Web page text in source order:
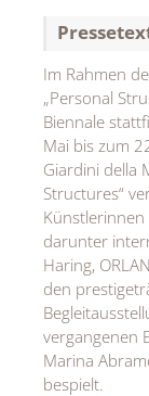
Im Rahmen
„Personal
Biennale
Mai bis zum
Giardini della
Structures“
darunter
Haring,
den
vergangenen
Marina
bespielt.